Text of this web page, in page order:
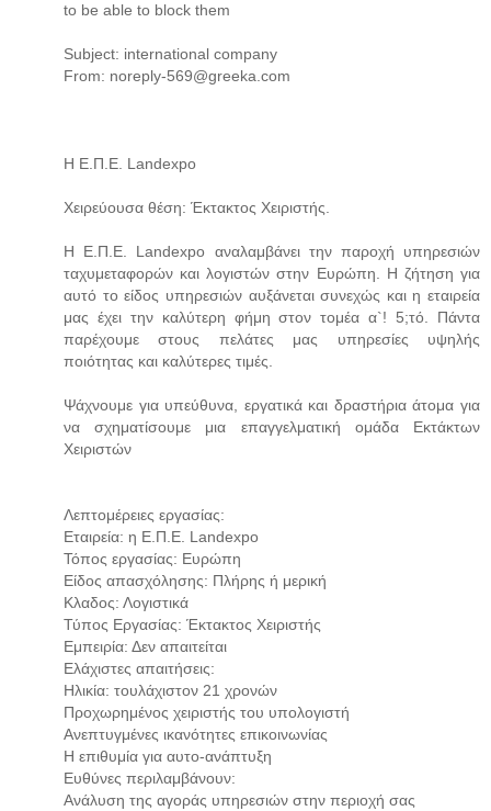
to be able to block them
Subject: international company
From: noreply-569@greeka.com
Η Ε.Π.Ε. Landexpo
Χειρεύουσα θέση: Έκτακτος Χειριστής.
Η Ε.Π.Ε. Landexpo αναλαμβάνει την παροχή υπηρεσιών
ταχυμεταφορών και λογιστών στην Ευρώπη. Η ζήτηση για
αυτό το είδος υπηρεσιών αυξάνεται συνεχώς και η εταιρεία
μας έχει την καλύτερη φήμη στον τομέα α`! 5;τό. Πάντα
παρέχουμε στους πελάτες μας υπηρεσίες υψηλής
ποιότητας και καλύτερες τιμές.
Ψάχνουμε για υπεύθυνα, εργατικά και δραστήρια άτομα για
να σχηματίσουμε μια επαγγελματική ομάδα Εκτάκτων
Χειριστών
Λεπτομέρειες εργασίας:
Εταιρεία: η Ε.Π.Ε. Landexpo
Τόπος εργασίας: Ευρώπη
Είδος απασχόλησης: Πλήρης ή μερική
Κλαδος: Λογιστικά
Τύπος Εργασίας: Έκτακτος Χειριστής
Εμπειρία: Δεν απαιτείται
Ελάχιστες απαιτήσεις:
Ηλικία: τουλάχιστον 21 χρονών
Προχωρημένος χειριστής του υπολογιστή
Ανεπτυγμένες ικανότητες επικοινωνίας
Η επιθυμία για αυτο-ανάπτυξη
Ευθύνες περιλαμβάνουν:
Ανάλυση της αγοράς υπηρεσιών στην περιοχή σας